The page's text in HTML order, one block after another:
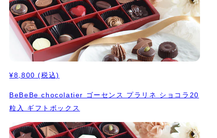
¥8,800 (税込)
BeBeBe chocolatier ゴーセンス プラリネ ショコラ20
粒入 ギフトボックス